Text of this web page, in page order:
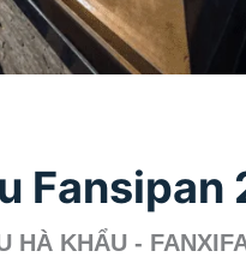
Fansipan
HÀ KHẨU -